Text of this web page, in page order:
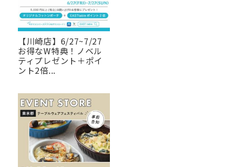
【川崎店】6/27~7/27
お得なW特典！ノベル
ティプレゼント＋ポイ
ント2倍...